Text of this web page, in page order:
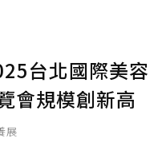
台北國際美容
會規模創新高
展